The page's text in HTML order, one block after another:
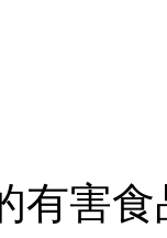
害食